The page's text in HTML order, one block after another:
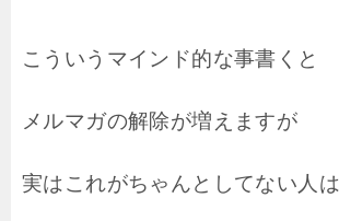
こういうマインド的な事書くと
メルマガの解除が増えますが
実はこれがちゃんとしてない人は